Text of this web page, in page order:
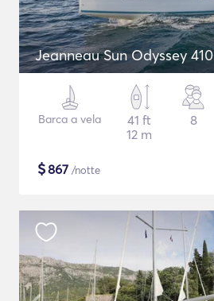
Jeanneau Sun Odyssey 410
Barca a vela
41 ft
12 m
8
$867 /notte